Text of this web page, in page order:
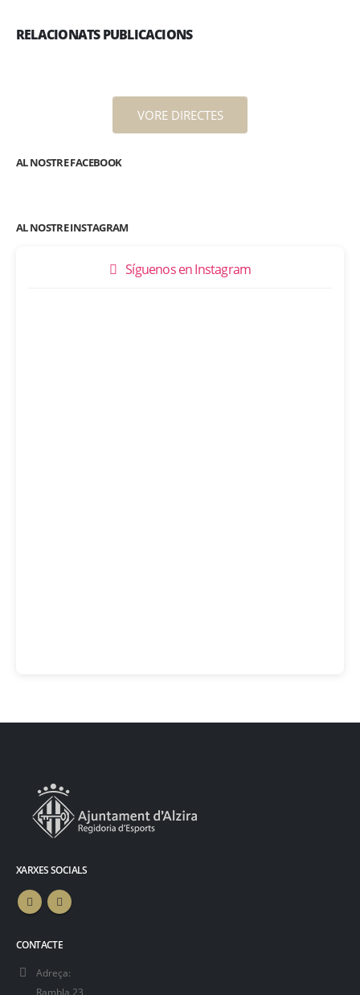
RELACIONATS PUBLICACIONS
VORE DIRECTES
AL NOSTRE FACEBOOK
AL NOSTRE INSTAGRAM
Síguenos en Instagram
XARXES SOCIALS
CONTACTE
Adreça:
Rambla 23